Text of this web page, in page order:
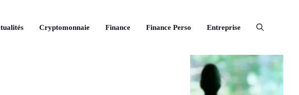
Cryptomonnaie Finance Finance Perso Entreprise